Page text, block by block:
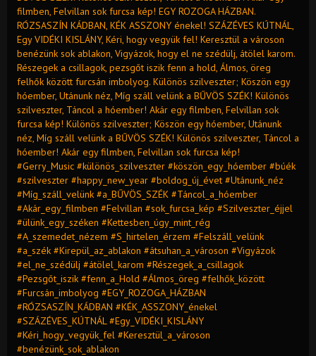
filmben, Felvillan sok furcsa kép! EGY ROZOGA HÁZBAN.
RÓZSASZÍN KÁDBAN, KÉK ASSZONY énekel! SZÁZÉVES KÚTNÁL,
Egy VIDÉKI KISLÁNY, Kéri, hogy vegyük fel! Keresztül a városon
benézünk sok ablakon, Vigyázok, hogy el ne szédülj, átölel karom.
Részegek a csillagok, pezsgőt iszik fenn a hold, Álmos, öreg
felhők között furcsán imbolyog. Különös szilveszter; Köszön egy
hóember, Utánunk néz, Míg száll velünk a BŰVÖS SZÉK! Különös
szilveszter, Táncol a hóember! Akár egy filmben, Felvillan sok
furcsa kép! Különös szilveszter; Köszön egy hóember, Utánunk
néz, Míg száll velünk a BŰVÖS SZÉK! Különös szilveszter, Táncol a
hóember! Akár egy filmben, Felvillan sok furcsa kép!
#Gerry_Music #különös_szilveszter #köszön_egy_hóember #búék
#szilveszter #happy_new_year #boldog_új_évet #Utánunk_néz
#Míg_száll_velünk #a_BŰVÖS_SZÉK #Táncol_a_hóember
#Akár_egy_filmben #Felvillan #sok_furcsa_kép #Szilveszter_éjjel
#ülünk_egy_széken #Kettesben_úgy_mint_rég
#A_szemedet_nézem #S_hirtelen_érzem #Felszáll_velünk
#a_szék #Kirepül_az_ablakon #átsuhan_a_városon #Vigyázok
#el_ne_szédülj #átölel_karom #Részegek_a_csillagok
#Pezsgőt_iszik #fenn_a_Hold #Álmos_öreg #felhők_között
#Furcsán_imbolyog #EGY_ROZOGA_HÁZBAN
#RÓZSASZÍN_KÁDBAN #KÉK_ASSZONY_énekel
#SZÁZÉVES_KÚTNÁL #Egy_VIDÉKI_KISLÁNY
#Kéri_hogy_vegyük_fel #Keresztül_a_városon
#benézünk_sok_ablakon